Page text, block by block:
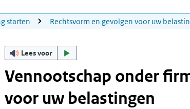
starten Rechtsvorm en gevolgen voor uw
Lees voor
Vennootschap onder
voor uw belastingen